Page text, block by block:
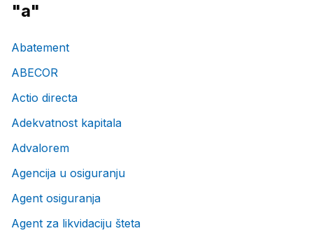
"a"
Abatement
ABECOR
Actio directa
Adekvatnost kapitala
Advalorem
Agencija u osiguranju
Agent osiguranja
Agent za likvidaciju šteta